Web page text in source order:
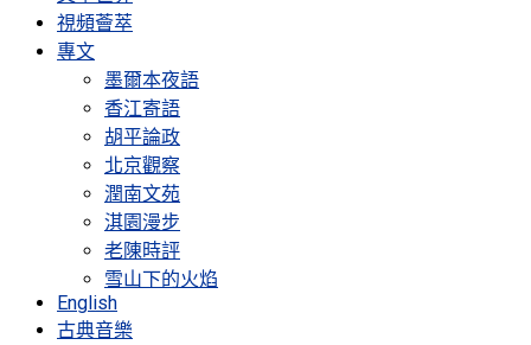
視頻薈萃
專文
墨爾本夜語
香江寄語
胡平論政
北京觀察
潤南文苑
淇園漫步
老陳時評
雪山下的火焰
English
古典音樂